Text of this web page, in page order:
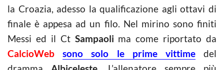
la Croazia, adesso la qualificazione agli ottavi di
finale è appesa ad un filo. Nel mirino sono finiti
Messi ed il Ct Sampaoli ma come riportato da
CalcioWeb
sono solo le prime vittimedel